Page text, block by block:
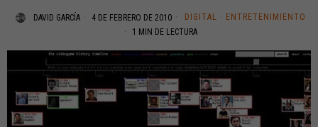
DAVID GARCÍA 4 DE FEBRERO DE 2010 DIGITAL · ENTRETENIMIENTO
1 MIN DE LECTURA